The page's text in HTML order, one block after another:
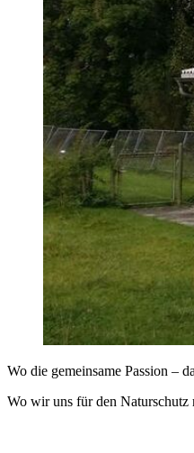
Wo die gemeinsame Passion –
Wo wir uns für den Naturschutz